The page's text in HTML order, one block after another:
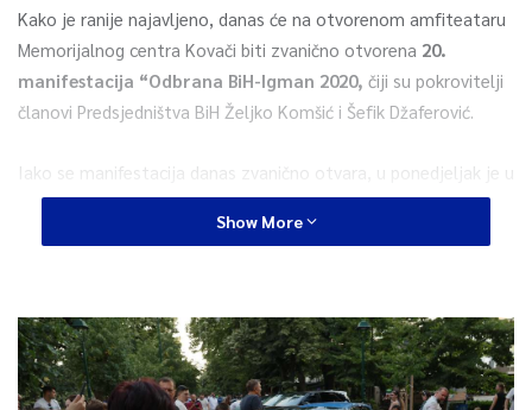
Kako je ranije najavljeno, danas će na otvorenom amfiteataru
Memorijalnog centra Kovači biti zvanično otvorena 20.
manifestacija “Odbrana BiH-Igman 2020, čiji su pokrovitelji
članovi Predsjedništva BiH Željko Komšić i Šefik Džaferović.
Iako se manifestacija danas zvanično otvara, u ponedjeljak je u
spomen na sve pripadnike Armije RBiH koji su bili pravoslavne
vjeroispovjesti održan parastos u Staroj pravoslavnoj crkvi u
toga, u amfiteatru Kovači jučer je otvorena i izložba
“Domovina u srcu”.
Show More